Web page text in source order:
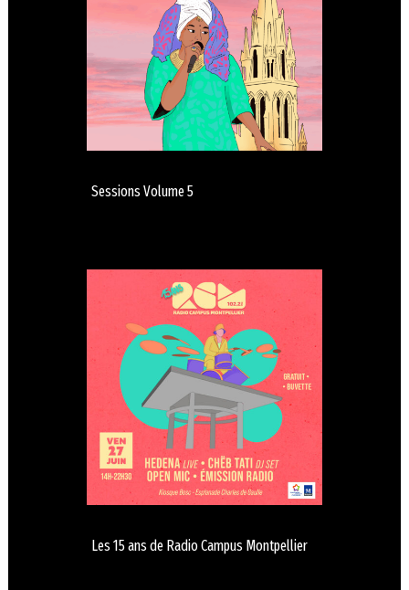
Sessions Volume 5
Les 15 ans de Radio Campus Montpellier